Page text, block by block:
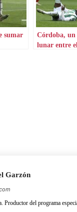
sumar
Córdoba, un
lunar entre
Garzón
Productor del programa